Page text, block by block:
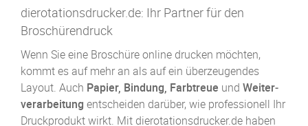
dierotationsdrucker.de: Ihr Partner für den
Broschürendruck
Wenn Sie eine Broschüre online drucken möchten,
kommt es auf mehr an als auf ein überzeugendes
Layout. Auch Papier, Bindung, Farbtreue und Weiter­
verarbeitung entscheiden darüber, wie professionell Ihr
Druckprodukt wirkt. Mit dierotationsdrucker.de haben